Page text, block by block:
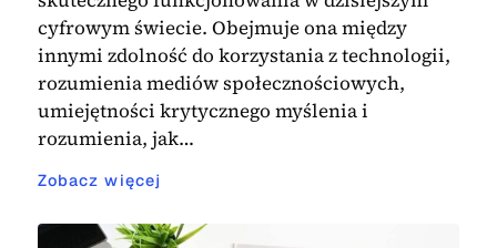
cyfrowym świecie. Obejmuje ona między
innymi zdolność do korzystania z technologii,
rozumienia mediów społecznościowych,
umiejętności krytycznego myślenia i
rozumienia, jak…
Zobacz więcej